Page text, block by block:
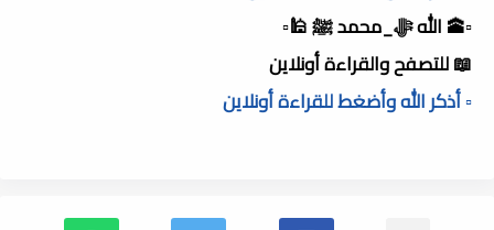
▫️🕋 الله ﷻ_محمد ﷺ 🕌▫️
📖 للتصفح والقراءة أونلاين
▫️ أذكر الله وأضغط للقراءة أونلاين